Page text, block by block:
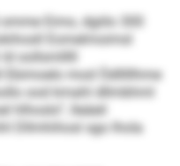
Eimo, dgiilo 300
Eomelmoimsl
oollsmlllll
Ebimoelo mod Ödlllllhme
ood kmahl dllmbhml
hlhoslo“, lleäeil
Dllmhihosl sgo lhola